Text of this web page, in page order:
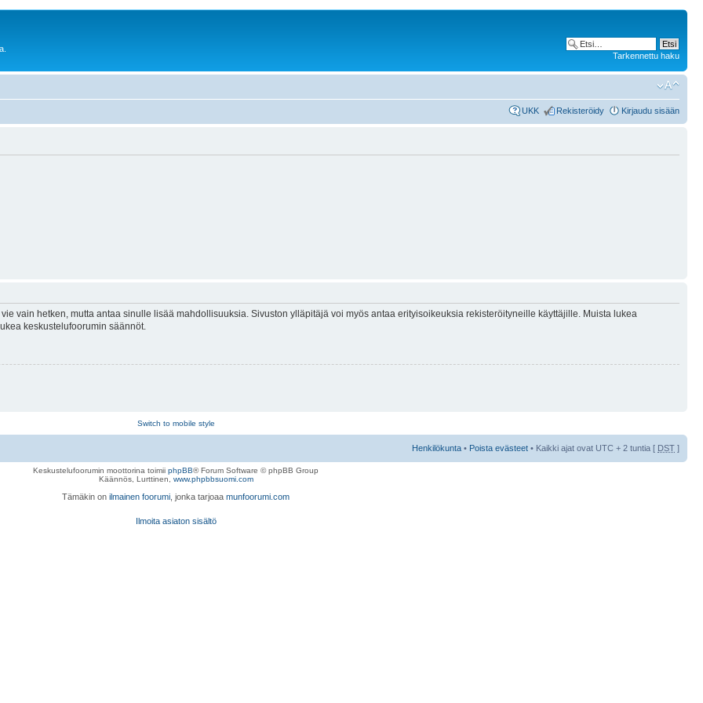
Tarkennettu haku
UKK Rekisteröidy Kirjaudu sisään
vain hetken, mutta antaa sinulle lisää mahdollisuuksia. Sivuston ylläpitäjä voi myös antaa erityisoikeuksia rekisteröityneille käyttäjille. Muista lukea
keskustelufoorumin säännöt.
Switch to mobile style
Henkilökunta • Poista evästeet • Kaikki ajat ovat UTC + 2 tuntia [ DST ]
Keskustelufoorumin moottorina toimii phpBB® Forum Software © phpBB Group
Käännös, Lurttinen, www.phpbbsuomi.com
Tämäkin on ilmainen foorumi , jonka tarjoaa munfoorumi.com
Ilmoita asiaton sisältö